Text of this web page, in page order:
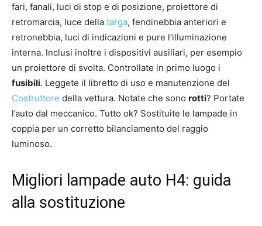
fari, fanali, luci di stop e di posizione, proiettore di
retromarcia, luce della targa, fendinebbia anteriori e
retronebbia, luci di indicazioni e pure l’illuminazione
interna. Inclusi inoltre i dispositivi ausiliari, per esempio
un proiettore di svolta. Controllate in primo luogo i
fusibili. Leggete il libretto di uso e manutenzione del
Costruttore della vettura. Notate che sono rotti? Portate
l’auto dal meccanico. Tutto ok? Sostituite le lampade in
coppia per un corretto bilanciamento del raggio
luminoso.
Migliori lampade auto H4: guida
alla sostituzione